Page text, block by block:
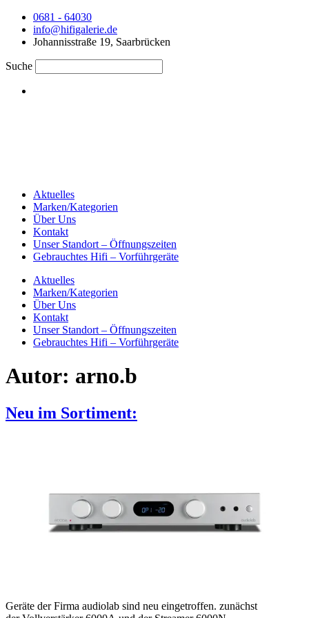
0681 - 64030
info@hifigalerie.de
Johannisstraße 19, Saarbrücken
Suche
Aktuelles
Marken/Kategorien
Über Uns
Kontakt
Unser Standort – Öffnungszeiten
Gebrauchtes Hifi – Vorführgeräte
Aktuelles
Marken/Kategorien
Über Uns
Kontakt
Unser Standort – Öffnungszeiten
Gebrauchtes Hifi – Vorführgeräte
Autor: arno.b
Neu im Sortiment:
Geräte der Firma audiolab sind neu eingetroffen. zunächst